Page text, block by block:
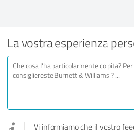
La vostra esperienza
Vi informiamo che il vostro